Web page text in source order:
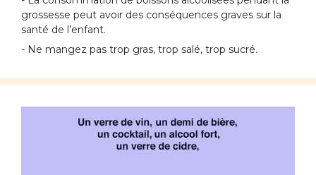
grossesse peut avoir des conséquences graves sur la
santé de l’enfant.
- Ne mangez pas trop gras, trop salé, trop sucré.